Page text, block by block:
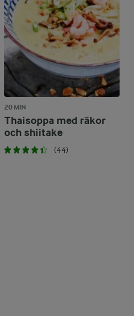
20 MIN
Thaisoppa med räkor
och shiitake
(44)